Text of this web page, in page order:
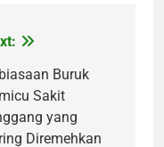
Buruk
Sakit
yang
Diremehkan